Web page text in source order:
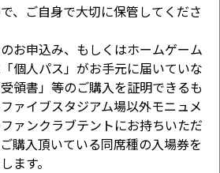
、ご自身で大切に保管してくださ
お申込み、もしくはホームゲーム
個人パス」がお手元に届いていな
領書」等のご購入を証明できるも
ァイブスタジアム場以外モニュメ
ァンクラブテントにお持ちいただ
購入頂いている同席種の入場券を
ます。